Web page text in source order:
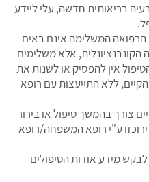
בריאותית חדשה, עלי ליידע
הרפואה המשלימה אינם באים
הקונבנציונלית, אלא משלימים
אין להפסיק או לשנות את
ללא התייעצות עם רופא
צורך בהמשך טיפול או בירור
ירוכזו ע"י רופא המשפחה/רופא
לבקש מידע אודות הטיפולים